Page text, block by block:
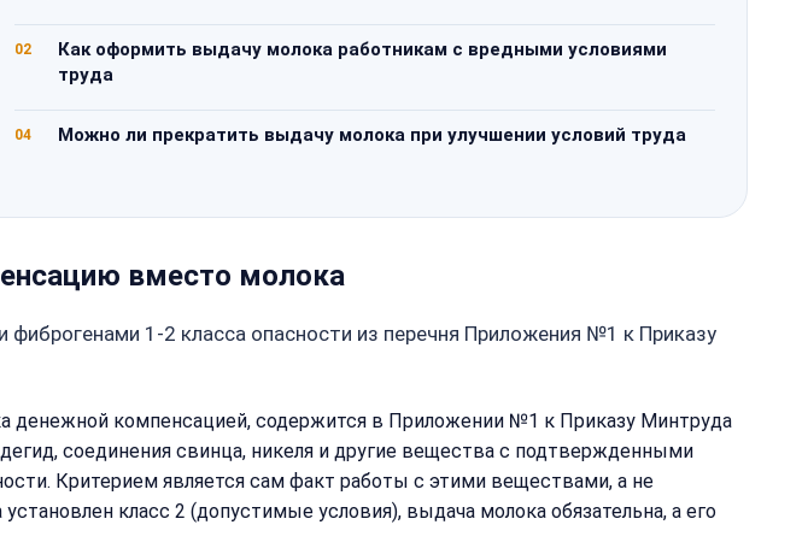
02
Как оформить выдачу молока работникам с вредными условиями
труда
04 Можно ли прекратить выдачу молока при улучшении условий труда
вместо молока
1-2 класса опасности из перечня Приложения №1 к Приказу
денежной компенсацией, содержится в Приложении №1 к Приказу Минтруда
соединения свинца, никеля и другие вещества с подтвержденными
Критерием является сам факт работы с этими веществами, а не
класс 2 (допустимые условия), выдача молока обязательна, а его